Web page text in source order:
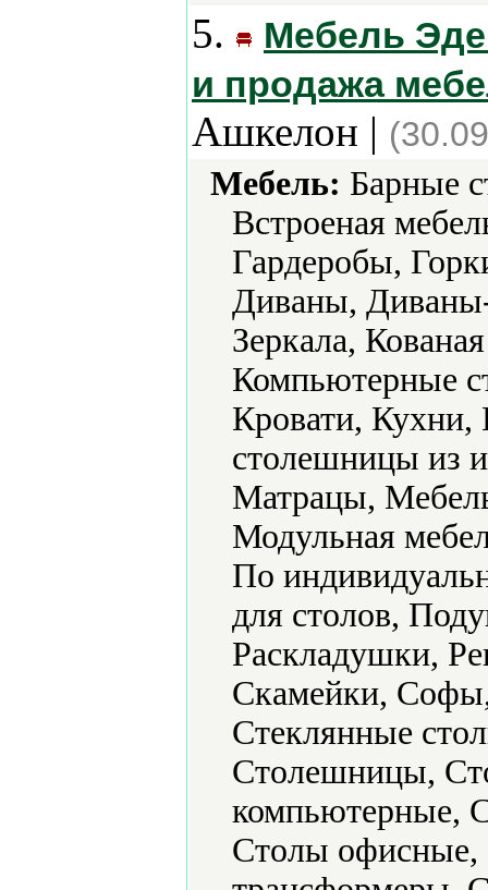
5.
Мебель
и продажа
Ашкелон |
Мебель: Барные
Встроеная
Гардеробы,
Диваны,
Зеркала,
Компьютерные
Кровати, Кухни,
столешницы из
Матрацы,
Модульная
По
для столов,
Раскладушки,
Скамейки,
Стеклянные
Столешницы,
компьютерные,
Столы